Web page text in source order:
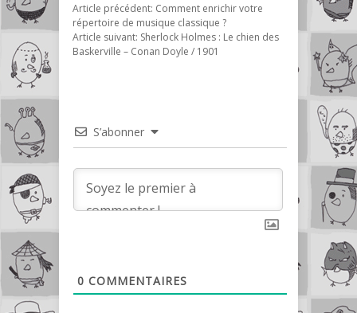
Article précédent: Comment enrichir votre
répertoire de musique classique ?
Article suivant: Sherlock Holmes : Le chien des
Baskerville – Conan Doyle / 1901
S’abonner
0 COMMENTAIRES